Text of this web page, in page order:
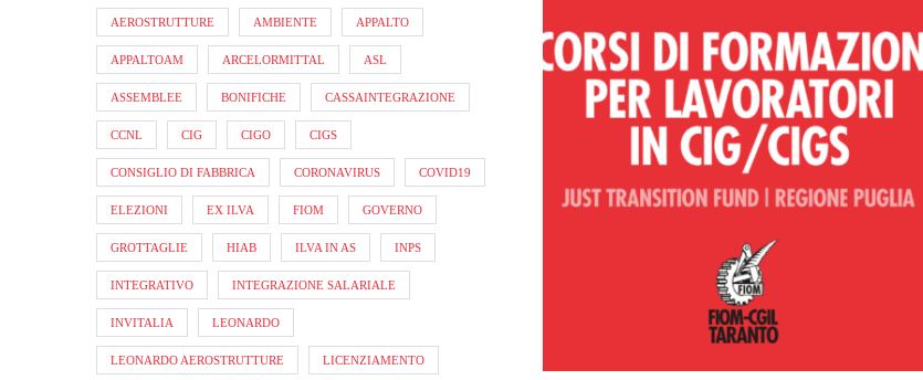
AEROSTRUTTURE AMBIENTE APPALTO
APPALTOAM ARCELORMITTAL ASL
ASSEMBLEE BONIFICHE CASSAINTEGRAZIONE
CCNL CIG CIGO CIGS
CONSIGLIO DI FABBRICA CORONAVIRUS COVID19
ELEZIONI EX ILVA FIOM GOVERNO
GROTTAGLIE HIAB ILVA IN AS INPS
INTEGRATIVO INTEGRAZIONE SALARIALE
INVITALIA LEONARDO
LEONARDO AEROSTRUTTURE LICENZIAMENTO